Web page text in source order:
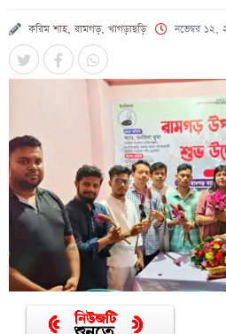
করিম শাহ, রামগড়, খাগড়াছড়ি নভেম্বর ১২,